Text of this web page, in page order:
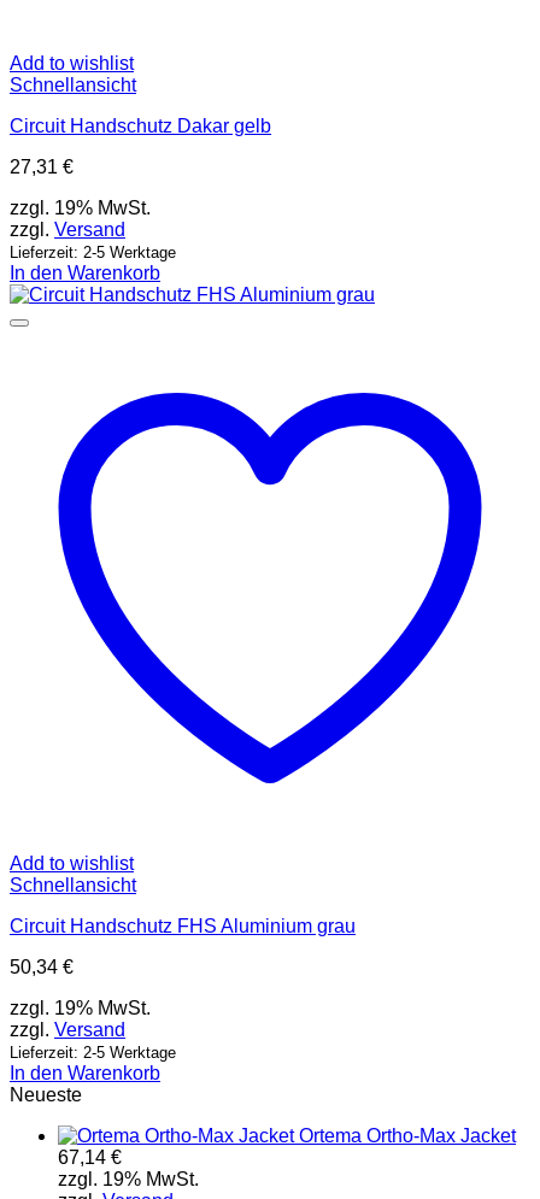
Add to wishlist
Schnellansicht
Circuit Handschutz Dakar gelb
27,31 €
zzgl. 19% MwSt.
zzgl. Versand
Lieferzeit: 2-5 Werktage
In den Warenkorb
Add to wishlist
Schnellansicht
Circuit Handschutz FHS Aluminium grau
50,34 €
zzgl. 19% MwSt.
zzgl. Versand
Lieferzeit: 2-5 Werktage
In den Warenkorb
Neueste
Ortema Ortho-Max Jacket
67,14 €
zzgl. 19% MwSt.